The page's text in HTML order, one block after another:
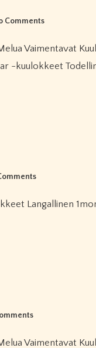
Comments
-kuulokkeet